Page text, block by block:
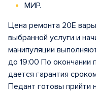
МИР.
Цена ремонта 20E
выбранной услуги и
манипуляции
до 19:00 По окончании
дается гарантия
Педант готовы прийти